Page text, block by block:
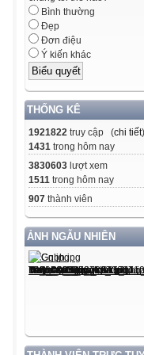
Bình thường
Đẹp
Đơn điệu
Ý kiến khác
THỐNG KÊ
1921822 truy cập (chi tiết)
1431 trong hôm nay
3830603 lượt xem
1511 trong hôm nay
907 thành viên
ẢNH NGẪU NHIÊN